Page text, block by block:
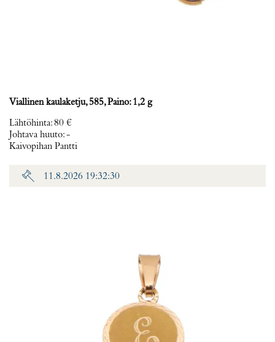
Viallinen kaulaketju, 585, Paino: 1,2 g
Lähtöhinta:80 €
Johtava huuto:-
Kaivopihan Pantti
11.8.2026 19:32:30